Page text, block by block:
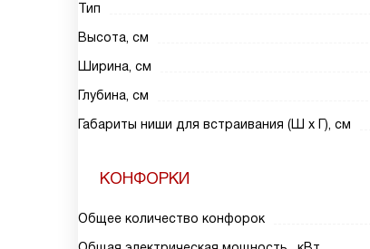
Тип
Высота, см
Ширина, см
Глубина, см
Габариты ниши для встраивания (Ш х Г), см
КОНФОРКИ
Общее количество конфорок